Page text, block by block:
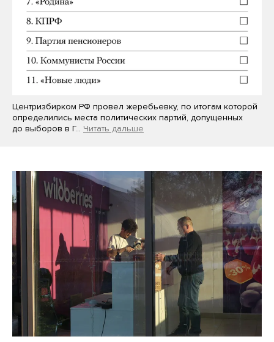
Центризбирком РФ провел жеребьевку, по итогам которой
определились места политических партий, допущенных
до выборов в Г… Читать дальше